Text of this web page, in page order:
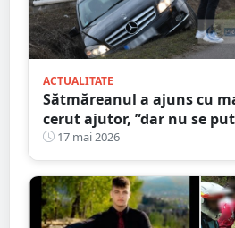
ACTUALITATE
Sătmăreanul a ajuns cu
cerut ajutor, ”dar nu se
picioare”. Martorii au sunat
17 mai 2026